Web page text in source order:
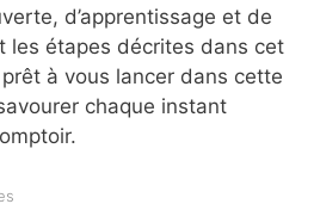
d’apprentissage et de
les étapes décrites dans cet
à vous lancer dans cette
chaque instant